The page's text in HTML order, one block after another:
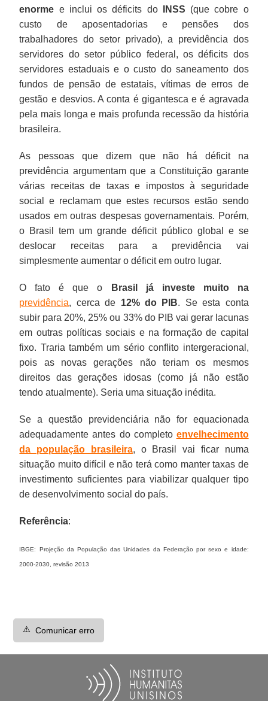
enorme e inclui os déficits do INSS (que cobre o
custo de aposentadorias e pensões dos
trabalhadores do setor privado), a previdência dos
servidores do setor público federal, os déficits dos
servidores estaduais e o custo do saneamento dos
fundos de pensão de estatais, vítimas de erros de
gestão e desvios. A conta é gigantesca e é agravada
pela mais longa e mais profunda recessão da história
brasileira.
As pessoas que dizem que não há déficit na
previdência argumentam que a Constituição garante
várias receitas de taxas e impostos à seguridade
social e reclamam que estes recursos estão sendo
usados em outras despesas governamentais. Porém,
o Brasil tem um grande déficit público global e se
deslocar receitas para a previdência vai
simplesmente aumentar o déficit em outro lugar.
O fato é que o
Brasil já investe muito na
previdência, cerca de 12% do PIB. Se esta conta
subir para 20%, 25% ou 33% do PIB vai gerar lacunas
em outras políticas sociais e na formação de capital
fixo. Traria também um sério conflito intergeracional,
pois as novas gerações não teriam os mesmos
direitos das gerações idosas (como já não estão
tendo atualmente). Seria uma situação inédita.
Se a questão previdenciária não for equacionada
adequadamente antes do completo envelhecimento
da população brasileira, o Brasil vai ficar numa
situação muito difícil e não terá como manter taxas de
investimento suficientes para viabilizar qualquer tipo
de desenvolvimento social do país.
Referência:
IBGE: Projeção da População das Unidades da Federação por sexo e idade:
2000-2030, revisão 2013
⚠️ Comunicar erro